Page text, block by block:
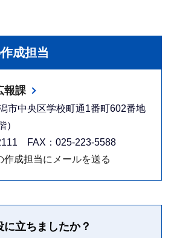
成担当
課
市中央区学校町通1番町602番地
）
FAX：025-223-5588
作成担当にメールを送る
に立ちましたか？